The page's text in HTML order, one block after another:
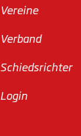
Vereine
Verband
Schiedsrichter
Login